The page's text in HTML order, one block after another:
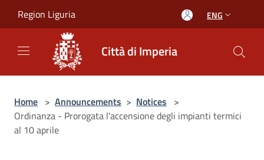
Region Liguria ENG
Città di Imperia
Home > Announcements > Notices >
Ordinanza - Prorogata l'accensione degli impianti termici
al 10 aprile